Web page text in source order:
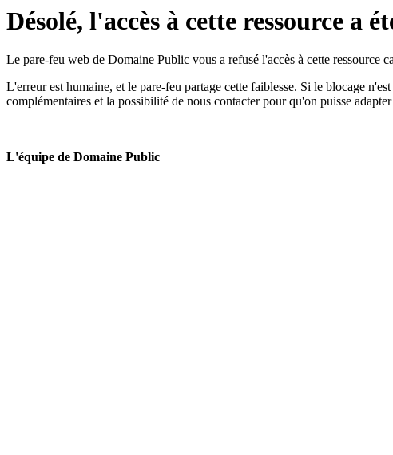
Désolé, l'accès à cette ressource a
Le pare-feu web de Domaine Public vous a refusé l'accès à cette ressource
L'erreur est humaine, et le pare-feu partage cette faiblesse. Si le blocage
complémentaires et la possibilité de nous contacter pour qu'on puisse
L'équipe de Domaine Public